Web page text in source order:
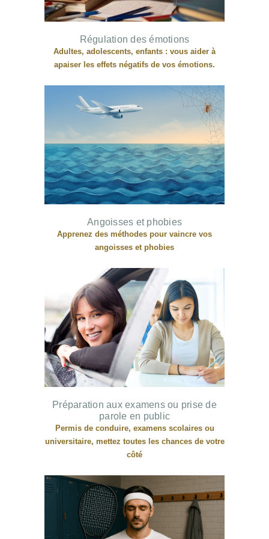
Régulation des émotions
Adultes, adolescents, enfants : vous aider à
apaiser les effets négatifs de vos émotions.
Angoisses et phobies
Apprenez des méthodes pour vaincre vos
angoisses et phobies
Préparation aux examens ou prise de
parole en public
Permis de conduire, examens scolaires ou
universitaire, mettez toutes les chances de votre
côté